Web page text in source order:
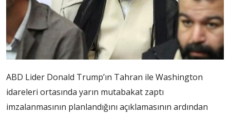
ABD Lider Donald Trump’ın Tahran ile Washington
idareleri ortasında yarın mutabakat zaptı
imzalanmasının planlandığını açıklamasının ardından